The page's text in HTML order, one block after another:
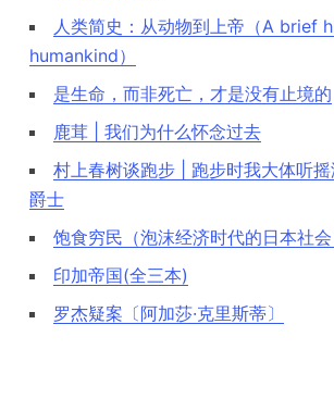
人类简史：从动物到上帝（A brief
humankind）
是生命，而非死亡，才是没有止境的
鹿茸 | 我们为什么怀念过去
村上春树谈跑步 | 跑步时我大体听
爵士
饱食穷民（泡沫经济时代的日本社会
印加帝国(全三本)
罗杰疑案〔阿加莎·克里斯蒂〕